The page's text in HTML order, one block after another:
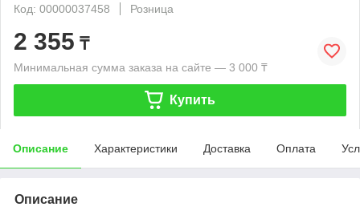
Код: 00000037458
Розница
2 355 ₸
Минимальная сумма заказа на сайте — 3 000 ₸
Купить
Описание Характеристики Доставка Оплата
Описание